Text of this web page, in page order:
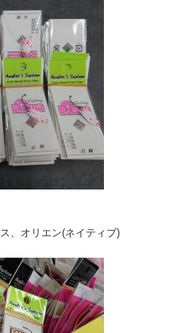
、オリエン(ネイティブ)